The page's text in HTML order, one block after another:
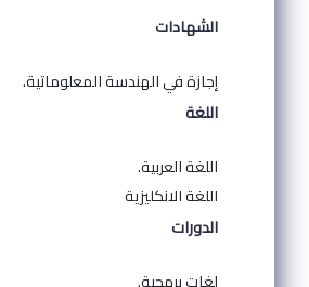
الشهادات
إجازة في الهندسة المعلوماتية.
اللغة
اللغة العربية.
اللغة الانكليزية
الدورات